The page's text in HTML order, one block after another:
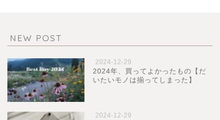
NEW POST
2024-12-29
2024年、買ってよかったもの【だ
いたいモノは揃ってしまった】
2024-12-29